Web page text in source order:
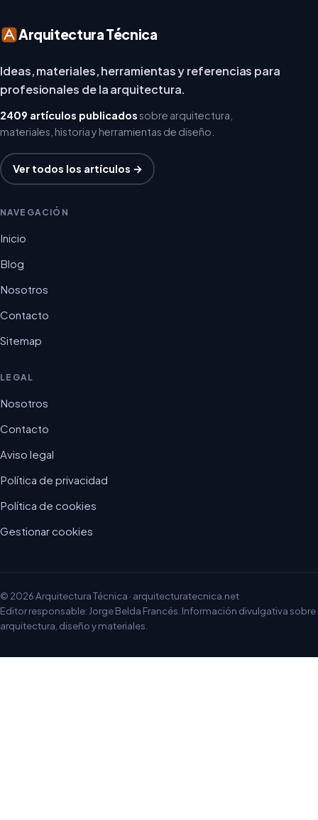
Arquitectura Técnica
Ideas, materiales, herramientas y referencias para
profesionales de la arquitectura.
2409 artículos publicadossobre arquitectura,
materiales, historia y herramientas de diseño.
Ver todos los artículos →
NAVEGACIÓN
Inicio
Blog
Nosotros
Contacto
Sitemap
LEGAL
Nosotros
Contacto
Aviso legal
Política de privacidad
Política de cookies
Gestionar cookies
© 2026 Arquitectura Técnica · arquitecturatecnica.net
Editor responsable: Jorge Belda Francés. Información divulgativa sobre
arquitectura, diseño y materiales.